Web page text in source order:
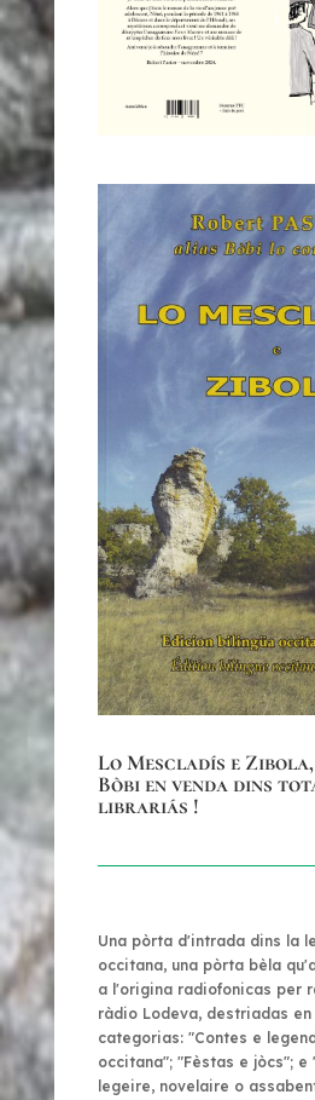
Lo Mescladís e
Bòbi en venda dins
librariás !
Una pòrta d'intrada dins la
occitana, una pòrta bèla
a l'origina radiofonicas per
ràdio Lodeva, destriadas en
categorias: "Contes e
occitana"; "Fèstas e jòcs"; e
legeire, novelaire o